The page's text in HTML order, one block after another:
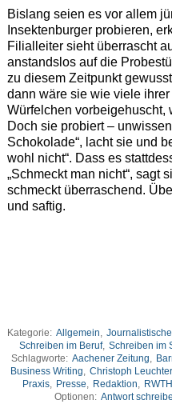
Bislang seien es vor allem
Insektenburger probieren,
Filialleiter sieht überrascht
anstandslos auf die
zu diesem Zeitpunkt
dann wäre sie wie viele
Würfelchen vorbeigehuscht,
Doch sie probiert –
Schokolade“, lacht sie und
wohl nicht“. Dass es
„Schmeckt man nicht“, sagt
schmeckt überraschend.
und saftig.
Kategorie: Allgemein,
Schreiben im Beruf, Schreiben im
Schlagworte: Aachener Zeitung,
Business Writing, Christoph Leuchter
Praxis, Presse, Redaktion, RWTH
Optionen: Antwort